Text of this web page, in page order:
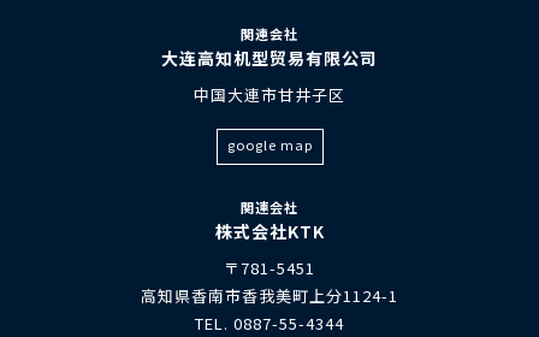
関連会社
大连高知机型贸易有限公司
中国大連市甘井子区
google map
関連会社
株式会社KTK
〒781-5451
高知県香南市香我美町上分1124-1
TEL. 0887-55-4344